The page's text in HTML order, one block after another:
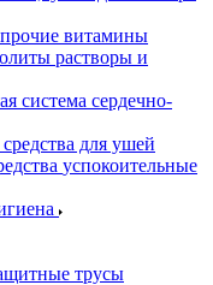
прочие витамины
растворы и
сердечно-
средства для ушей
успокоительные
трусы